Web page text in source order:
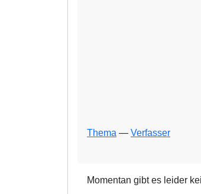
Thema — Verfasser
Momentan gibt es leider